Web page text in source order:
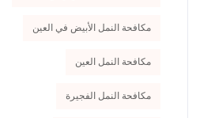
مكافحة النمل الأبيض في العين
مكافحة النمل العين
مكافحة النمل الفجيرة